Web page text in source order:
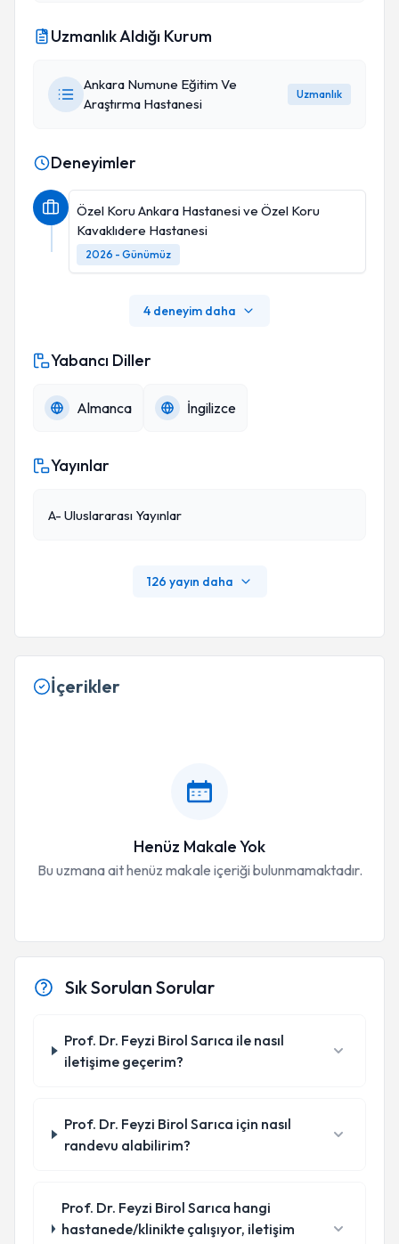
Feyzi Birol Sarica, Professor Dr.
Uzmanlık Aldığı Kurum
Ankara Numune Eğitim Ve
Araştırma Hastanesi
Uzmanlık
Deneyimler
Özel Koru Ankara Hastanesi ve Özel Koru
Kavaklıdere Hastanesi
2026 - Günümüz
4 deneyim daha
Yabancı Diller
Almanca İngilizce
Yayınlar
A- Uluslararası Yayınlar
126 yayın daha
İçerikler
Henüz Makale Yok
Bu uzmana ait henüz makale içeriği bulunmamaktadır.
Sık Sorulan Sorular
Prof. Dr. Feyzi Birol Sarıca ile nasıl
iletişime geçerim?
Prof. Dr. Feyzi Birol Sarıca için nasıl
randevu alabilirim?
Prof. Dr. Feyzi Birol Sarıca hangi
hastanede/klinikte çalışıyor, iletişim